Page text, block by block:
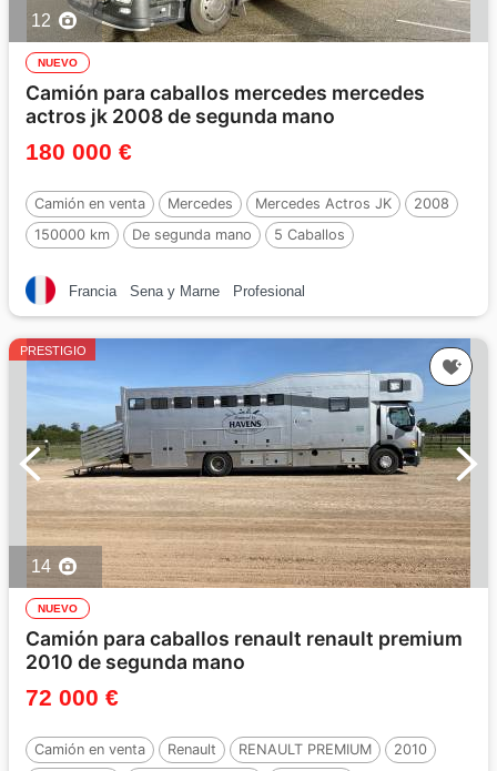
12
NUEVO
Camión para caballos mercedes mercedes
actros jk 2008 de segunda mano
180 000 €
Camión en venta Mercedes Mercedes Actros JK
2008
150000 km
De segunda mano 5 Caballos
Francia Sena y Marne Profesional
PRESTIGIO
14
NUEVO
Camión para caballos renault renault premium
2010 de segunda mano
72 000 €
Camión en venta Renault RENAULT PREMIUM
2010